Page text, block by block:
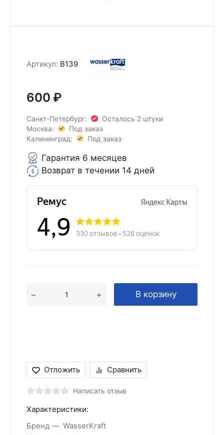
Артикул: B139
600 ₽
Санкт-Петербург:
Осталось 2 штуки
Москва:
Под заказ
Калининград:
Под заказ
Гарантия 6 месяцев
Возврат в течении 14 дней
В корзину
Отложить Сравнить
Написать отзыв
Характеристики:
Бренд
WasserKraft